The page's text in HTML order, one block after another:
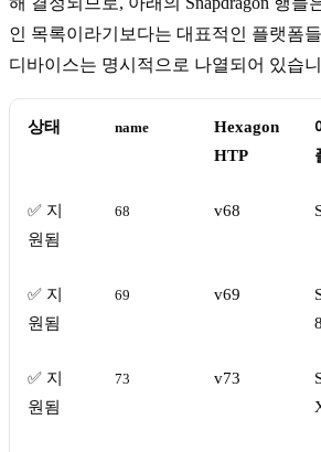
인 목록이라기보다는 대표적인 플랫폼
디바이스는 명시적으로 나열되어 있습
상태 name
Hexagon
HTP
✅ 지
원됨
68 v68
✅ 지
원됨
69 v69
✅ 지
원됨
73 v73